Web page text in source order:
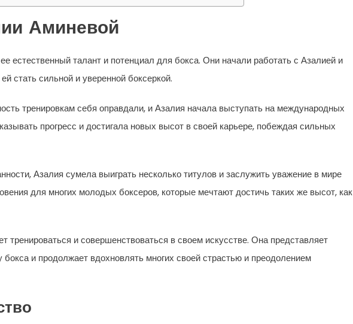
Аминевой
естественный талант и потенциал для бокса. Они начали работать с Азалией и
стать сильной и уверенной боксеркой.
тренировкам себя оправдали, и Азалия начала выступать на международных
прогресс и достигала новых высот в своей карьере, побеждая сильных
Азалия сумела выиграть несколько титулов и заслужить уважение в мире
для многих молодых боксеров, которые мечтают достичь таких же высот, как
тренироваться и совершенствоваться в своем искусстве. Она представляет
и продолжает вдохновлять многих своей страстью и преодолением